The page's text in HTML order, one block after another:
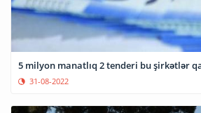
5 milyon manatlıq 2 tenderi bu şirkətlər
31-08-2022